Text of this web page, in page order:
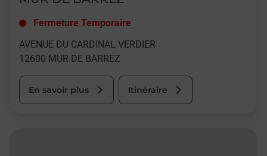
Fermeture Temporaire
AVENUE DU CARDINAL VERDIER
12600 MUR DE BARREZ
En savoir plus Itinéraire